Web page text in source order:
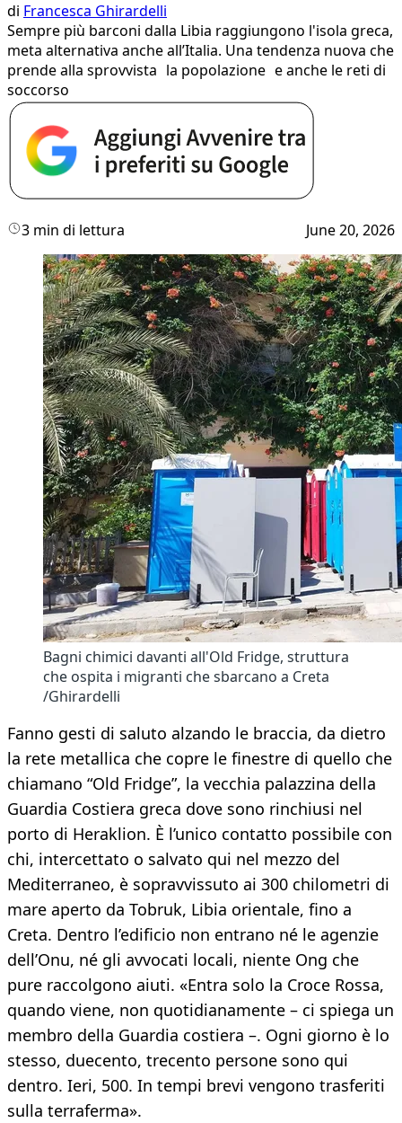
di Francesca Ghirardelli
Sempre più barconi dalla Libia raggiungono l'isola greca,
meta alternativa anche all’Italia. Una tendenza nuova che
prende alla sprovvista la popolazione e anche le reti di
soccorso
3 min di lettura June 20, 2026
Bagni chimici davanti all'Old Fridge, struttura
che ospita i migranti che sbarcano a Creta
/Ghirardelli
Fanno gesti di saluto alzando le braccia, da dietro
la rete metallica che copre le finestre di quello che
chiamano “Old Fridge”, la vecchia palazzina della
Guardia Costiera greca dove sono rinchiusi nel
porto di Heraklion. È l’unico contatto possibile con
chi, intercettato o salvato qui nel mezzo del
Mediterraneo, è sopravvissuto ai 300 chilometri di
mare aperto da Tobruk, Libia orientale, fino a
Creta. Dentro l’edificio non entrano né le agenzie
dell’Onu, né gli avvocati locali, niente Ong che
pure raccolgono aiuti. «Entra solo la Croce Rossa,
quando viene, non quotidianamente – ci spiega un
membro della Guardia costiera –. Ogni giorno è lo
stesso, duecento, trecento persone sono qui
dentro. Ieri, 500. In tempi brevi vengono trasferiti
sulla terraferma».